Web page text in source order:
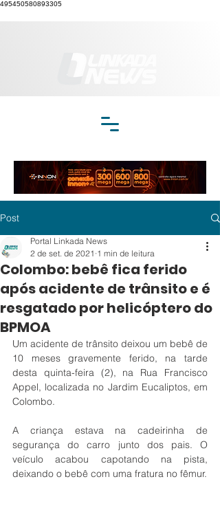
495450580893305
Post
Colombo: bebê fica ferido
após acidente de trânsito e é
resgatado por helicóptero do
BPMOA
Portal Linkada News
2 de set. de 2021 1 min de leitura
Um acidente de trânsito deixou um bebê de
10 meses gravemente ferido, na tarde
desta quinta-feira (2), na Rua Francisco
Appel, localizada no Jardim Eucaliptos, em
Colombo.
A criança estava na cadeirinha de
segurança do carro junto dos pais. O
veículo acabou capotando na pista,
deixando o bebê com uma fratura no fêmur.